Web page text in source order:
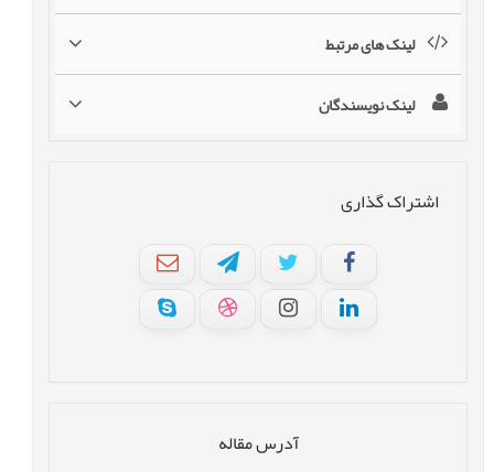
لینک های مرتبط
لینک نویسندگان
اشتراک گذاری
آدرس مقاله